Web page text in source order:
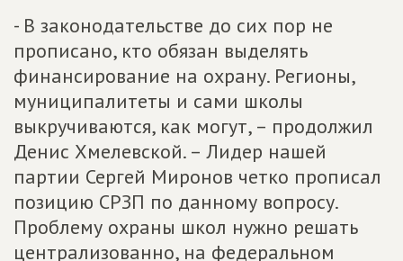
- В законодательстве до сих пор не
прописано, кто обязан выделять
финансирование на охрану. Регионы,
муниципалитеты и сами школы
выкручиваются, как могут, – продолжил
Денис Хмелевской. – Лидер нашей
партии Сергей Миронов четко прописал
позицию СРЗП по данному вопросу.
Проблему охраны школ нужно решать
централизованно, на федеральном